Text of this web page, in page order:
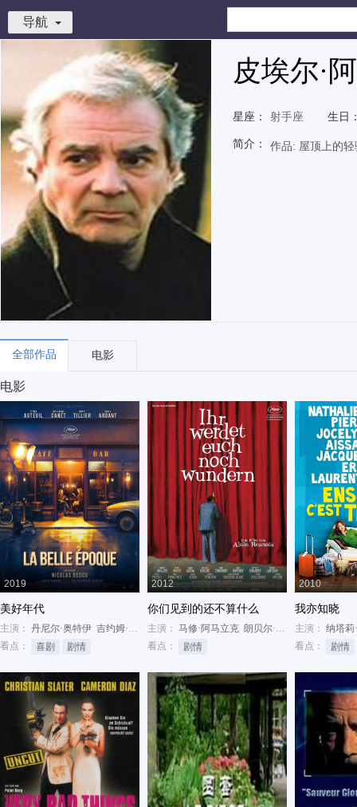
导航
皮埃尔·
星座： 射手座 生日
简介： 作品: 屋顶上的
全部作品 电影
电影
2019
美好年代
主演： 丹尼尔·奥特伊 吉约姆·卡内
多莉亚·蒂利耶
看点：
喜剧 剧情
2012
你们见到的还不算什么
主演： 马修·阿马立克 朗贝尔·维尔森
米歇尔·皮
看点：
剧情
2010
我亦知晓
主演： 纳塔莉
看点：
剧情